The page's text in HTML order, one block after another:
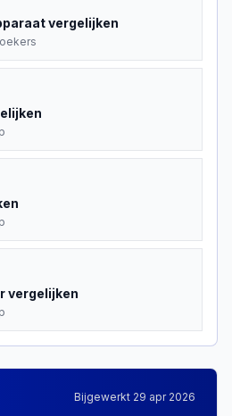
vergelijken
vergelijken
Bijgewerkt 29 apr 2026